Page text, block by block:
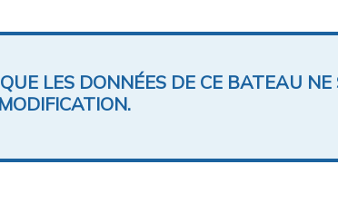
LES DONNÉES DE CE BATEAU